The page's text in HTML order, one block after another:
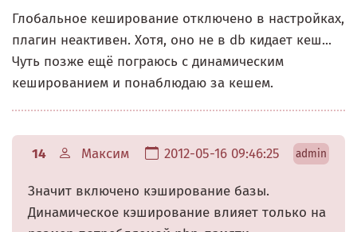
Глобальное кеширование отключено в настройках,
плагин неактивен. Хотя, оно не в db кидает кеш...
Чуть позже ещё пограюсь с динамическим
кешированием и понаблюдаю за кешем.
14 Максим 2012-05-16 09:46:25 admin
Значит включено кэширование базы.
Динамическое кэширование влияет только на